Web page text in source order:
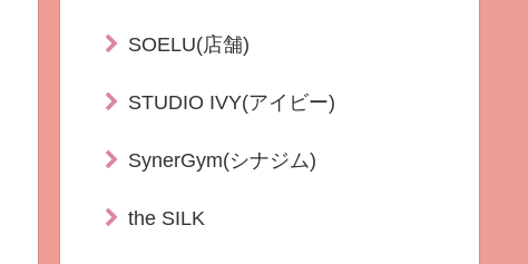
SOELU(店舗)
STUDIO IVY(アイビー)
SynerGym(シナジム)
the SILK